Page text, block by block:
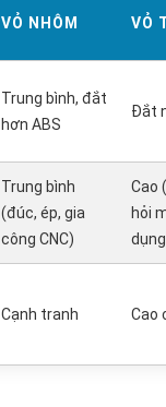
VỎ NHÔM VỎ
Trung bình, đắt
hơn ABS
Đắt
Trung bình
(đúc, ép, gia
công CNC)
Cao
hỏi
Cạnh tranh Cao